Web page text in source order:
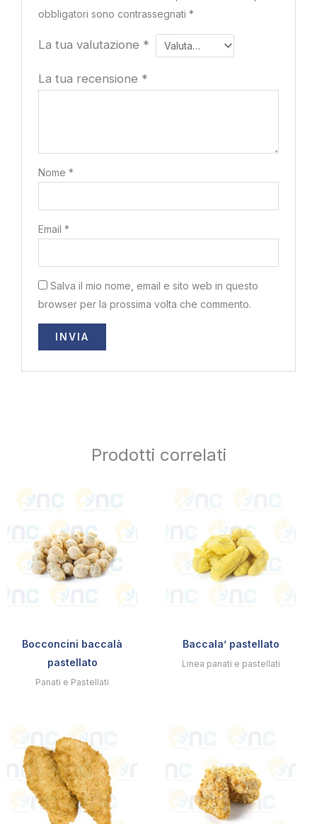
obbligatori sono contrassegnati*
La tua valutazione *
La tua recensione *
Nome*
Email*
Salva il mio nome, email e sito web in questo
browser per la prossima volta che commento.
Prodotti correlati
Bocconcini baccalà
pastellato
Panati e Pastellati
Baccala’ pastellato
Linea panati e pastellati